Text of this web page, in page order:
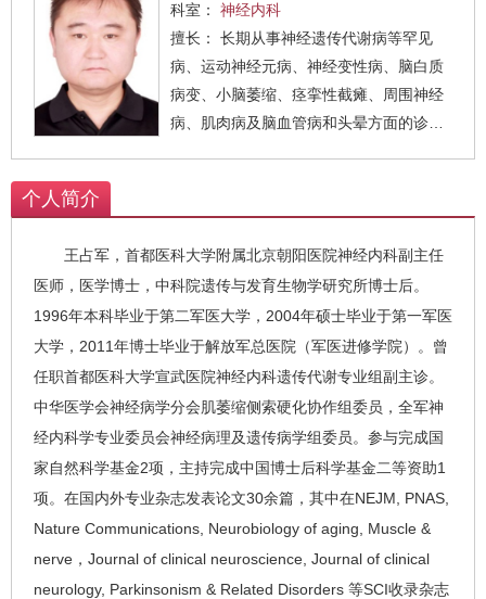
科室： 神经内科
擅长： 长期从事神经遗传代谢病等罕见
病、运动神经元病、神经变性病、脑白质
病变、小脑萎缩、痉挛性截瘫、周围神经
病、肌肉病及脑血管病和头晕方面的诊
个人简介
王占军，首都医科大学附属北京朝阳医院神经内科副主任
医师，医学博士，中科院遗传与发育生物学研究所博士后。
1996年本科毕业于第二军医大学，2004年硕士毕业于第一军医
大学，2011年博士毕业于解放军总医院（军医进修学院）。曾
任职首都医科大学宣武医院神经内科遗传代谢专业组副主诊。
中华医学会神经病学分会肌萎缩侧索硬化协作组委员，全军神
经内科学专业委员会神经病理及遗传病学组委员。参与完成国
家自然科学基金2项，主持完成中国博士后科学基金二等资助1
项。在国内外专业杂志发表论文30余篇，其中在NEJM, PNAS,
Nature Communications, Neurobiology of aging, Muscle &
nerve，Journal of clinical neuroscience, Journal of clinical
neurology, Parkinsonism & Related Disorders 等SCI收录杂志